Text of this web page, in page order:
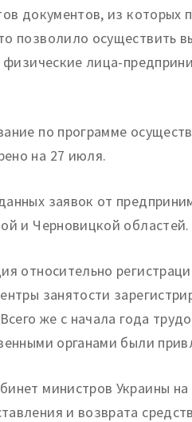
документов, из
позволило осуществить
лица-
по программе
на 27 июля.
заявок от
и Черновицкой областей.
относительно
занятости
же с начала года
органами были
министров Украины
и возврата